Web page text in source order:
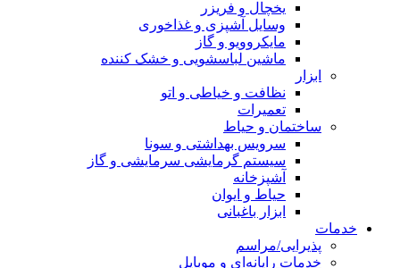
یخچال و فریزر
وسایل آشپزی و غذاخوری
مایکروویو و گاز
ماشین لباسشویی و خشک کننده
ابزار
نظافت و خیاطی و اتو
تعمیرات
ساختمان و حیاط
سرویس بهداشتی و سونا
سیستم گرمایشی سرمایشی و گاز
آشپزخانه
حیاط و ایوان
ابزار باغبانی
خدمات
پذیرایی/مراسم
خدمات رایانه‌ای و موبایل